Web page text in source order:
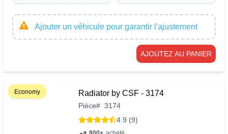
Ajouter un véhicule pour garantir l'ajustement
AJOUTEZ AU PANIER
Economy Radiator by CSF - 3174
Pièce# 3174
4.9 (9)